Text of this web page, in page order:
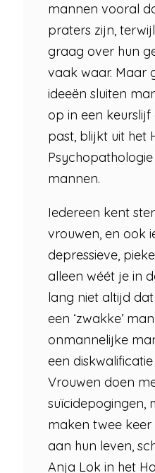
mannen vooral
praters zijn,
graag over hun
vaak waar. Maar
ideeën sluiten
op in een
past, blijkt uit het
mannen.
Iedereen kent
vrouwen, en ook
depressieve,
alleen wéét je in
lang niet altijd
een ‘zwakke’
onmannelijke
een
Vrouwen doen
suïcidepogingen,
maken twee
aan hun leven,
Anja Lok in het